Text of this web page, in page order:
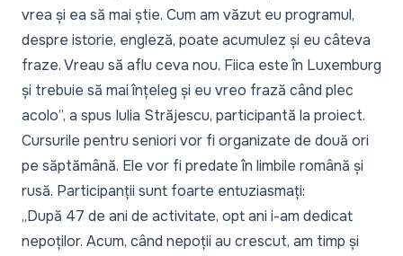
vrea și ea să mai știe. Cum am văzut eu programul,
despre istorie, engleză, poate acumulez și eu câteva
fraze. Vreau să aflu ceva nou. Fiica este în Luxemburg
și trebuie să mai înțeleg și eu vreo frază când plec
acolo”, a spus Iulia Străjescu, participantă la proiect.
Cursurile pentru seniori vor fi organizate de două ori
pe săptămână. Ele vor fi predate în limbile română și
rusă. Participanții sunt foarte entuziasmați:
„După 47 de ani de activitate, opt ani i-am dedicat
nepoților. Acum, când nepoții au crescut, am timp și